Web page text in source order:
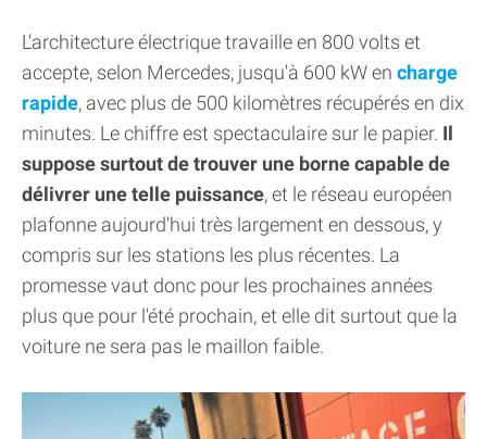
L'architecture électrique travaille en 800 volts et
accepte, selon Mercedes, jusqu'à 600 kW en charge
rapide, avec plus de 500 kilomètres récupérés en dix
minutes. Le chiffre est spectaculaire sur le papier. Il
suppose surtout de trouver une borne capable de
délivrer une telle puissance, et le réseau européen
plafonne aujourd'hui très largement en dessous, y
compris sur les stations les plus récentes. La
promesse vaut donc pour les prochaines années
plus que pour l'été prochain, et elle dit surtout que la
voiture ne sera pas le maillon faible.